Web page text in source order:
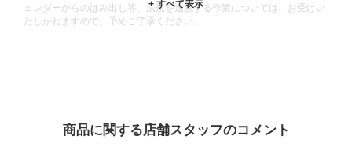
ェンダーからのはみ出し等、法規を逸脱する作業については、お受けい
たしかねますので、予めご了承ください。
商品に関する店舗スタッフのコメント